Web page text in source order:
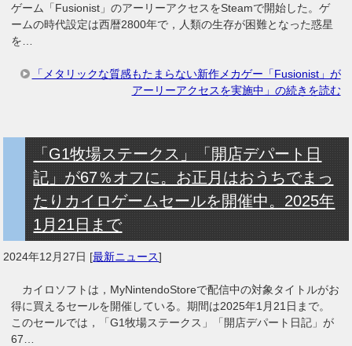
ゲーム「Fusionist」のアーリーアクセスをSteamで開始した。ゲ
ームの時代設定は西暦2800年で，人類の生存が困難となった惑星
を…
「メタリックな質感もたまらない新作メカゲー「Fusionist」が
アーリーアクセスを実施中」の続きを読む
「G1牧場ステークス」「開店デパート日
記」が67％オフに。お正月はおうちでまっ
たりカイロゲームセールを開催中。2025年
1月21日まで
2024年12月27日 [最新ニュース]
カイロソフトは，MyNintendoStoreで配信中の対象タイトルがお
得に買えるセールを開催している。期間は2025年1月21日まで。
このセールでは，「G1牧場ステークス」「開店デパート日記」が
67…